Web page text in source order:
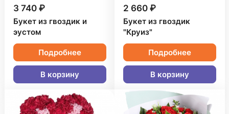
3 740 ₽
Букет из гвоздик и
эустом
Подробнее
В корзину
2 660 ₽
Букет из гвоздик
"Круиз"
Подробнее
В корзину